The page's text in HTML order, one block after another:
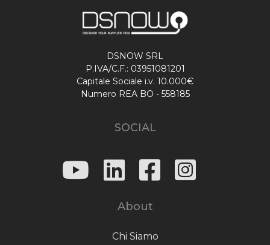
DSNOW SRL
P.IVA/C.F.: 03951081201
Capitale Sociale i.v. 10.000€
Numero REA BO - 558185
SOCIAL
About
Chi Siamo